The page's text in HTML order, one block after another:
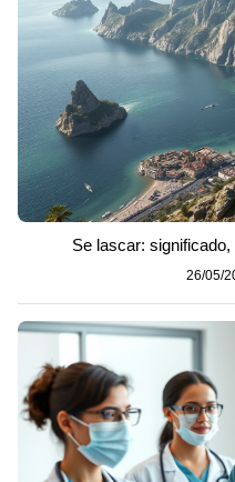
Se lascar:
26/05/